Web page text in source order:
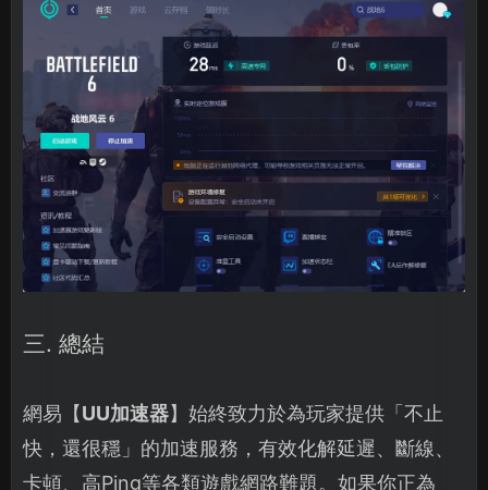
三. 總結
網易【UU加速器】始終致力於為玩家提供「不止
快，還很穩」的加速服務，有效化解延遲、斷線、
卡頓、高Ping等各類遊戲網路難題。如果你正為